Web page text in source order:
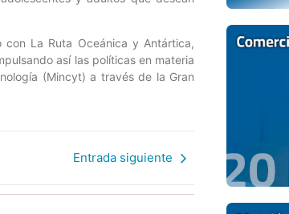
con La Ruta Oceánica y Antártica,
así las políticas en materia
(Mincyt) a través de la Gran
Entrada siguiente